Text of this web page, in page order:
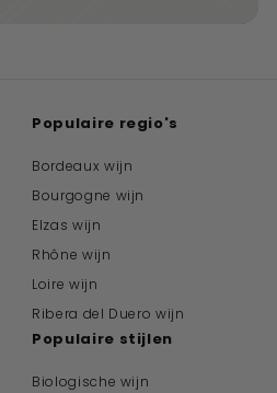
Populaire regio's
Bordeaux wijn
Bourgogne wijn
Elzas wijn
Rhône wijn
Loire wijn
Ribera del Duero wijn
Populaire stijlen
Biologische wijn